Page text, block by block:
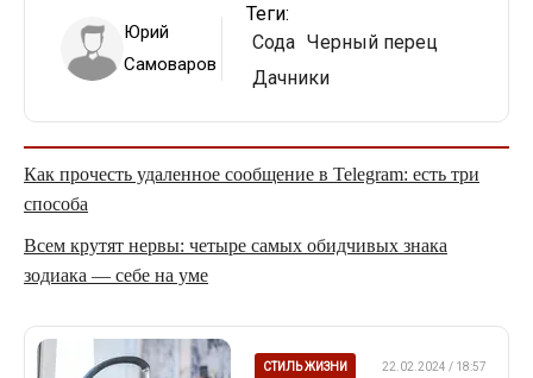
Юрий
Самоваров
Теги:
Сода Черный перец
Дачники
Как прочесть удаленное сообщение в Telegram: есть три
способа
Всем крутят нервы: четыре самых обидчивых знака
зодиака — себе на уме
СТИЛЬ ЖИЗНИ 22.02.2024 / 18:57